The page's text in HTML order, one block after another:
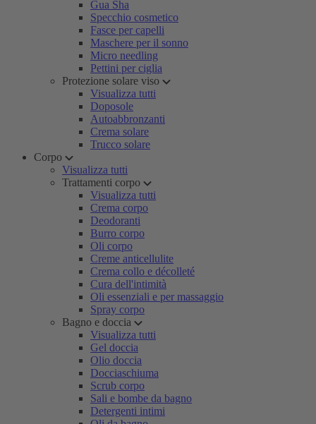
Gua Sha
Specchio cosmetico
Fasce per capelli
Maschere per il sonno
Micro needling
Pettini per ciglia
Protezione solare viso
Visualizza tutti
Doposole
Autoabbronzanti
Crema solare
Trucco solare
Corpo
Visualizza tutti
Trattamenti corpo
Visualizza tutti
Crema corpo
Deodoranti
Burro corpo
Oli corpo
Creme anticellulite
Crema collo e décolleté
Cura dell'intimità
Oli essenziali e per massaggio
Spray corpo
Bagno e doccia
Visualizza tutti
Gel doccia
Olio doccia
Docciaschiuma
Scrub corpo
Sali e bombe da bagno
Detergenti intimi